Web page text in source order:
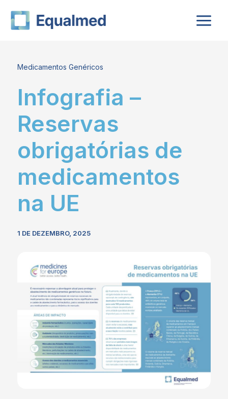
content
Medicamentos Genéricos
Infografia –
Reservas
obrigatórias de
medicamentos
na UE
1 DE DEZEMBRO, 2025